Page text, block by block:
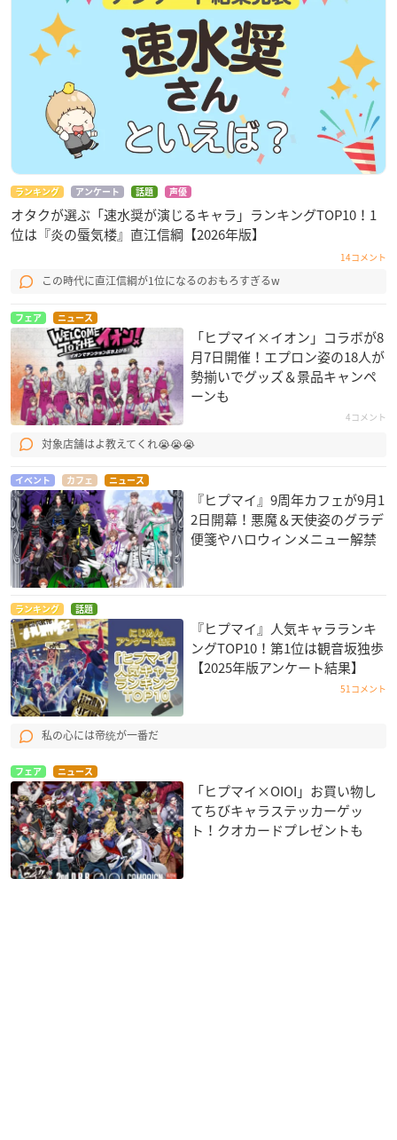
ランキング アンケート 話題 声優
オタクが選ぶ「速水奨が演じるキャラ」ランキングTOP10！1
位は『炎の蜃気楼』直江信綱【2026年版】
14コメント
この時代に直江信綱が1位になるのおもろすぎるw
フェア ニュース
「ヒプマイ×イオン」コラボが8
月7日開催！エプロン姿の18人が
勢揃いでグッズ＆景品キャンペ
ーンも
4コメント
対象店舗はよ教えてくれ😭😭😭
イベント カフェ ニュース
『ヒプマイ』9周年カフェが9月1
2日開幕！悪魔＆天使姿のグラデ
便箋やハロウィンメニュー解禁
ランキング 話題
『ヒプマイ』人気キャラランキ
ングTOP10！第1位は観音坂独歩
【2025年版アンケート結果】
51コメント
私の心には帝统が一番だ
フェア ニュース
「ヒプマイ×OIOI」お買い物し
てちびキャラステッカーゲッ
ト！クオカードプレゼントも